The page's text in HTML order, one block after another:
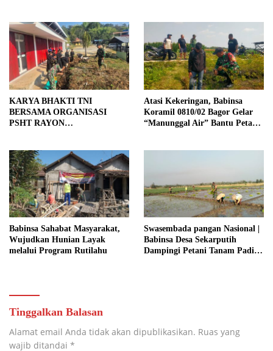
KARYA BHAKTI TNI
BERSAMA ORGANISASI
PSHT RAYON
ROYONG DAN
KEMANUNGGALAN TNI-
RAKYAT
Atasi Kekeringan, Babinsa
Koramil 0810/02 Bagor Gelar
“Manunggal Air” Bantu Petani
Babinsa Sahabat Masyarakat,
Wujudkan Hunian Layak
melalui Program Rutilahu
Swasembada pangan Nasional |
Babinsa Desa Sekarputih
Dampingi Petani Tanam Padi,
Tinggalkan Balasan
Alamat email Anda tidak akan dipublikasikan. Ruas yang
wajib ditandai *